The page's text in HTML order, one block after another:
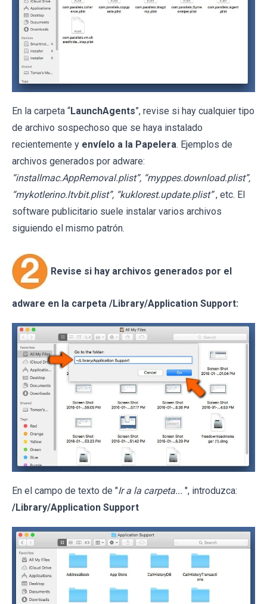
En la carpeta “LaunchAgents”, revise si hay cualquier tipo
de archivo sospechoso que se haya instalado
recientemente y envíelo a la Papelera. Ejemplos de
archivos generados por adware:
“installmac.AppRemoval.plist”, “myppes.download.plist”,
“mykotlerino.ltvbit.plist”, “kuklorest.update.plist” , etc. El
software publicitario suele instalar varios archivos
siguiendo el mismo patrón.
Revise si hay archivos generados por el
adware en la carpeta /Library/Application Support:
En el campo de texto de "Ir a la carpeta... ", introduzca:
/Library/Application Support